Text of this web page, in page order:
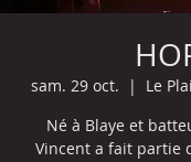
sam. 29 oct.
  |
Le
Né à Blaye et
Vincent a fait partie